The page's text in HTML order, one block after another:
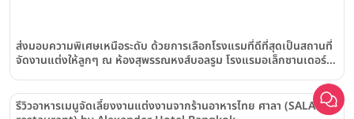
ส่งมอบความพิเศษเหนือระดับ ด้วยการเลือกโรงแรมที่ดีที่สุดเป็นสถานที่
จัดงานแต่งให้ลูกๆ ณ ห้องสุพรรณหงส์บอลรูม โรงแรมอเล็กซานเดอร์
รีวิวอาหารเมนูจัดเลี้ยงงานแต่งงานจากร้านอาหารไทย ศาลา (SALA